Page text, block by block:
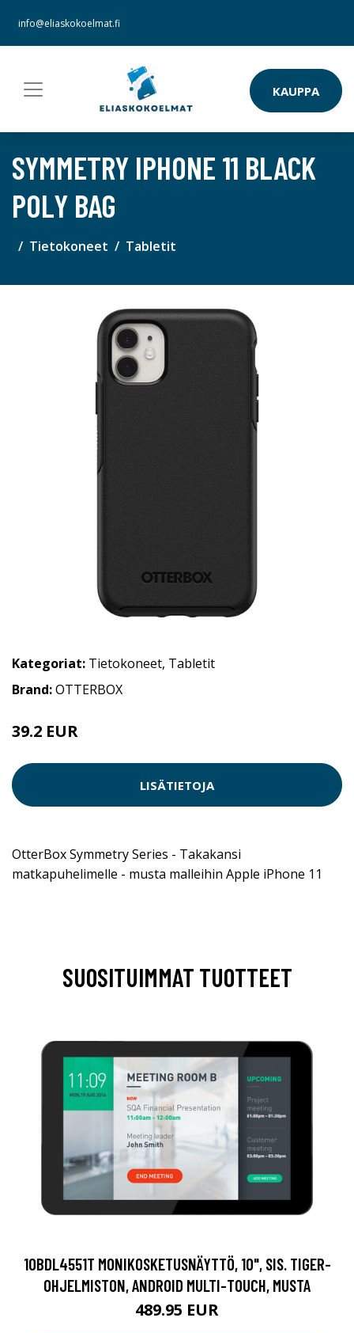
info@eliaskokoelmat.fi
KAUPPA
SYMMETRY IPHONE 11 BLACK
POLY BAG
Tietokoneet Tabletit
Kategoriat: Tietokoneet, Tabletit
Brand:OTTERBOX
39.2 EUR
LISÄTIETOJA
OtterBox Symmetry Series - Takakansi
matkapuhelimelle - musta malleihin Apple iPhone 11
SUOSITUIMMAT TUOTTEET
10BDL4551T MONIKOSKETUSNÄYTTÖ, 10", SIS. TIGER-
OHJELMISTON, ANDROID MULTI-TOUCH, MUSTA
489.95 EUR